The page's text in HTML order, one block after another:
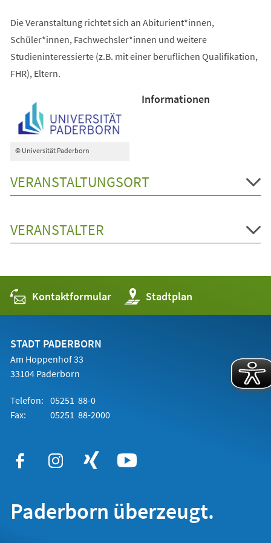
Die Veranstaltung richtet sich an Abiturient*innen,
Schüler*innen, Fachwechsler*innen und weitere
Studieninteressierte (z.B. mit einer beruflichen Qualifikation,
FHR), Eltern.
© Universität Paderborn
Informationen
VERANSTALTUNGSORT
VERANSTALTER
Kontaktformular Stadtplan
(Öffnet
in
einem
STADT PADERBORN
Am Hoppenhof 33
33104 Paderborn
Telefon: 05251 88-0
Fax:
05251 88-2000
Paderborn überzeugt.